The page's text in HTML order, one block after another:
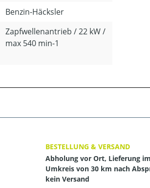
Benzin-Häcksler
Zapfwellenantrieb / 22 kW /
max 540 min-1
BESTELLUNG & VERSAND
Abholung vor Ort, Lieferung
Umkreis von 30 km nach
kein Versand